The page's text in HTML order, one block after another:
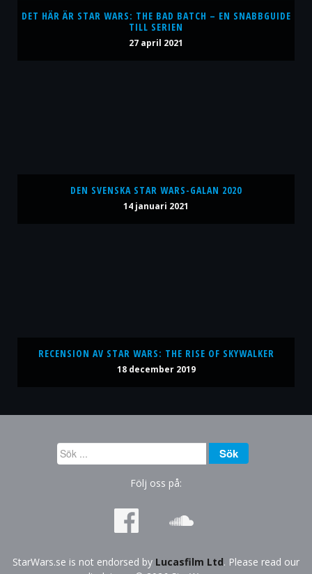
DET HÄR ÄR STAR WARS: THE BAD BATCH – EN SNABBGUIDE
TILL SERIEN
27 april 2021
DEN SVENSKA STAR WARS-GALAN 2020
14 januari 2021
RECENSION AV STAR WARS: THE RISE OF SKYWALKER
18 december 2019
Sök
...
Sök
Följ oss på:
StarWars.se is not endorsed by Lucasfilm Ltd. Please read our